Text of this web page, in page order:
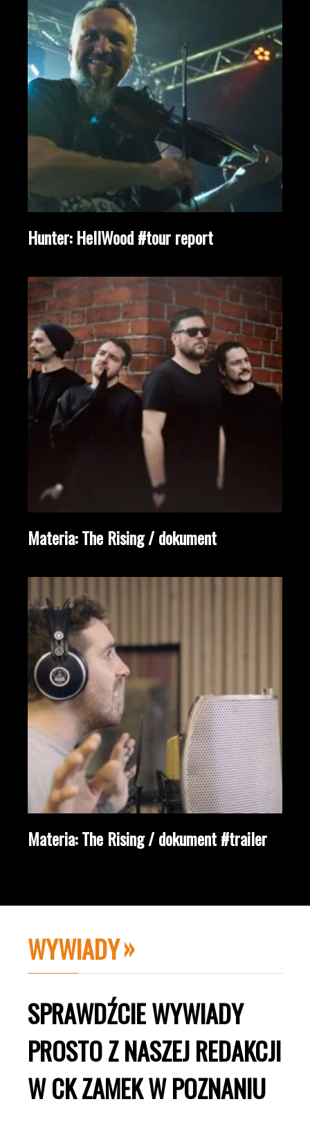
Hunter: HellWood #tour report
Materia: The Rising / dokument
Materia: The Rising / dokument #trailer
WYWIADY
SPRAWDŹCIE WYWIADY
PROSTO Z NASZEJ REDAKCJI
W CK ZAMEK W POZNANIU